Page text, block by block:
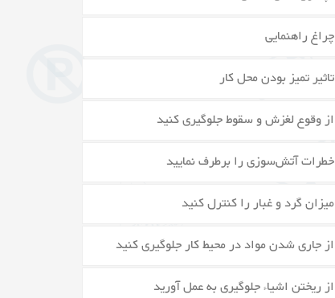
چراغ راهنمایی
تاثیر تمیز بودن محل کار
از وقوع لغزش و سقوط جلوگیری کنید
خطرات آتش‌سوزی را برطرف نمایید
میزان گرد و غبار را کنترل کنید
از جاری شدن مواد در محیط کار جلوگیری کنید
از ریختن اشیاء جلوگیری به عمل آورید